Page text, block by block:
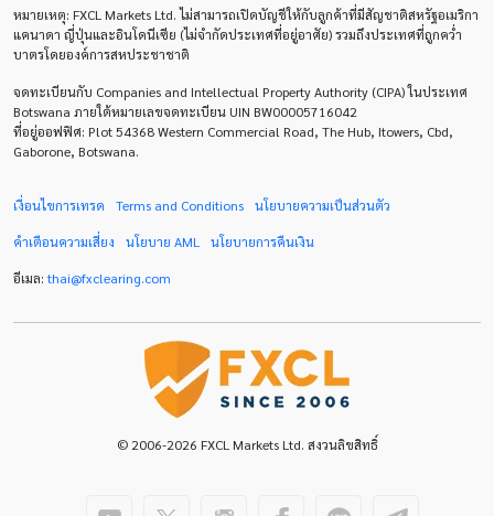
Correlation Matrix D1 DXY DailyFX
Default mode network
ECB ECN EMA EUR EUR/AUD
EUR/USD
EURUSD Expert Advisor Expert Advisors
FOMC FXCL FXStreet Fed
Forex Factory
Interbank Introducing Broker
หมายเหตุ: FXCL Markets Ltd.ไม่สามารถเปิดบัญชีให้กับลูกค้าที่มีสัญชาติสหรัฐอเมริกา
แคนาดา ญี่ปุ่นและอินโดนีเซีย (ไม่จำกัดประเทศที่อยู่อาศัย) รวมถึงประเทศที่ถูกคว่ำ
บาตรโดยองค์การสหประชาชาติ
จดทะเบียนกับ Companies and Intellectual Property Authority (CIPA) ในประเทศ
Botswana ภายใต้หมายเลขจดทะเบียน UIN BW00005716042
ที่อยู่ออฟฟิศ: Plot 54368 Western Commercial Road, The Hub, Itowers, Cbd,
Gaborone, Botswana.
เงื่อนไขการเทรด Terms and Conditions นโยบายความเป็นส่วนตัว
คำเตือนความเสี่ยง นโยบาย AML นโยบายการคืนเงิน
อีเมล:thai@fxclearing.com
© 2006-2026 FXCL Markets Ltd. สงวนลิขสิทธิ์